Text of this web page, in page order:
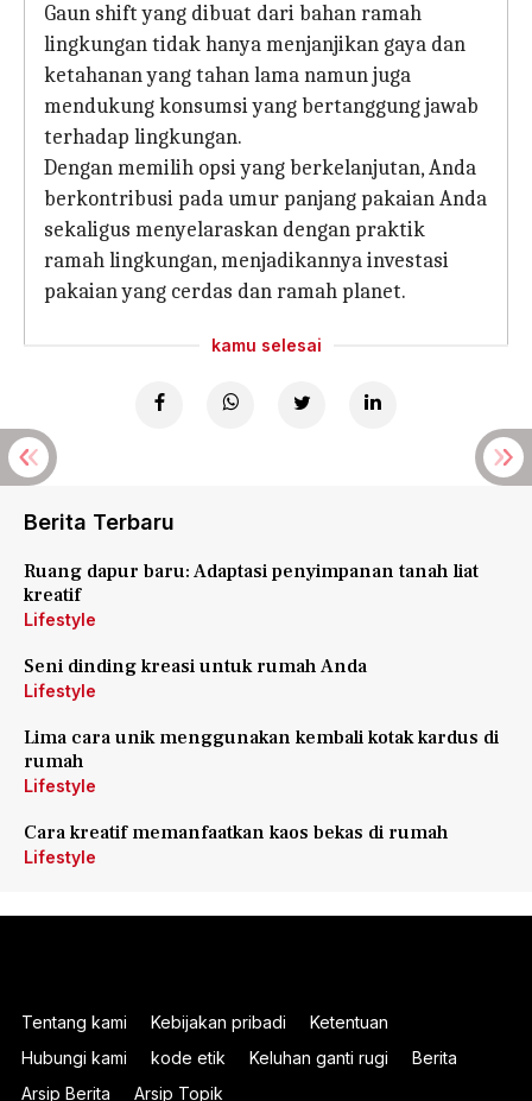
Gaun shift yang dibuat dari bahan ramah
lingkungan tidak hanya menjanjikan gaya dan
ketahanan yang tahan lama namun juga
mendukung konsumsi yang bertanggung jawab
terhadap lingkungan.
Dengan memilih opsi yang berkelanjutan, Anda
berkontribusi pada umur panjang pakaian Anda
sekaligus menyelaraskan dengan praktik
ramah lingkungan, menjadikannya investasi
pakaian yang cerdas dan ramah planet.
kamu selesai
Berita Terbaru
Ruang dapur baru: Adaptasi penyimpanan tanah liat
kreatif
Lifestyle
Seni dinding kreasi untuk rumah Anda
Lifestyle
Lima cara unik menggunakan kembali kotak kardus di
rumah
Lifestyle
Cara kreatif memanfaatkan kaos bekas di rumah
Lifestyle
Tentang kami Kebijakan pribadi
Ketentuan
Hubungi kami
kode etik Keluhan ganti rugi
Berita
Arsip Berita
Arsip Topik